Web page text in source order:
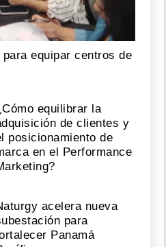
equipar centros de
equilibrar la
de clientes y
posicionamiento de
en el Performance
acelera nueva
para
Panamá